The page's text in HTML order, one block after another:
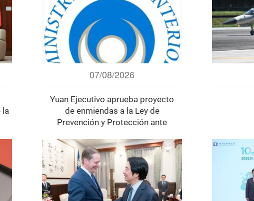
la
07/08/2026
Yuan Ejecutivo aprueba proyecto
de enmiendas a la Ley de
Prevención y Protección ante